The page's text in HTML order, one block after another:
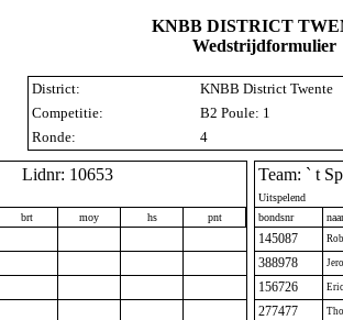
KNBB DISTRICT
Wedstrijdformulier
District:
KNBB District Twente
Competitie:
B2 Poule: 1
Ronde:
4
Lidnr: 10653
brt moy hs pnt
Team: ` t
Uitspelend
bondsnr
145087
388978
156726
277477